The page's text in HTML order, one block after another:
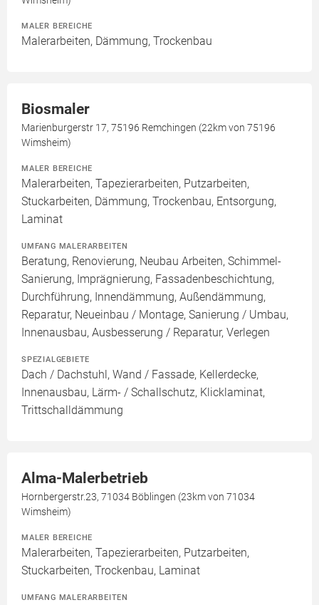
MALER BEREICHE
Malerarbeiten, Dämmung, Trockenbau
Biosmaler
Marienburgerstr 17, 75196 Remchingen (22km von 75196
Wimsheim)
MALER BEREICHE
Malerarbeiten, Tapezierarbeiten, Putzarbeiten,
Stuckarbeiten, Dämmung, Trockenbau, Entsorgung,
Laminat
UMFANG MALERARBEITEN
Beratung, Renovierung, Neubau Arbeiten, Schimmel-
Sanierung, Imprägnierung, Fassadenbeschichtung,
Durchführung, Innendämmung, Außendämmung,
Reparatur, Neueinbau / Montage, Sanierung / Umbau,
Innenausbau, Ausbesserung / Reparatur, Verlegen
SPEZIALGEBIETE
Dach / Dachstuhl, Wand / Fassade, Kellerdecke,
Innenausbau, Lärm- / Schallschutz, Klicklaminat,
Trittschalldämmung
Alma-Malerbetrieb
Hornbergerstr.23, 71034 Böblingen (23km von 71034
Wimsheim)
MALER BEREICHE
Malerarbeiten, Tapezierarbeiten, Putzarbeiten,
Stuckarbeiten, Trockenbau, Laminat
UMFANG MALERARBEITEN